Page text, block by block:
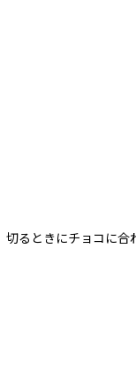
るときにチョコに合